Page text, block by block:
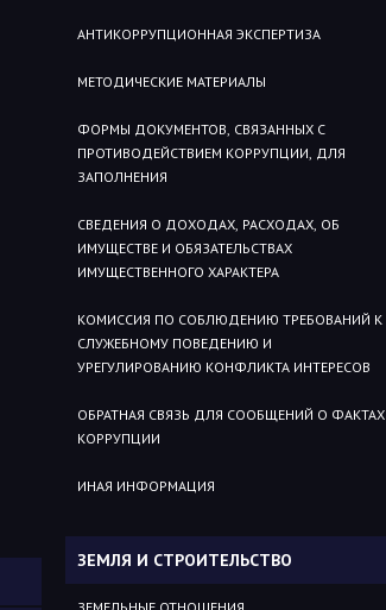
АНТИКОРРУПЦИОННАЯ ЭКСПЕРТИЗА
МЕТОДИЧЕСКИЕ МАТЕРИАЛЫ
ФОРМЫ ДОКУМЕНТОВ, СВЯЗАННЫХ С
ПРОТИВОДЕЙСТВИЕМ КОРРУПЦИИ, ДЛЯ
ЗАПОЛНЕНИЯ
СВЕДЕНИЯ О ДОХОДАХ, РАСХОДАХ, ОБ
ИМУЩЕСТВЕ И ОБЯЗАТЕЛЬСТВАХ
ИМУЩЕСТВЕННОГО ХАРАКТЕРА
КОМИССИЯ ПО СОБЛЮДЕНИЮ ТРЕБОВАНИЙ К
СЛУЖЕБНОМУ ПОВЕДЕНИЮ И
УРЕГУЛИРОВАНИЮ КОНФЛИКТА ИНТЕРЕСОВ
ОБРАТНАЯ СВЯЗЬ ДЛЯ СООБЩЕНИЙ О ФАКТАХ
КОРРУПЦИИ
ИНАЯ ИНФОРМАЦИЯ
ЗЕМЛЯ И СТРОИТЕЛЬСТВО